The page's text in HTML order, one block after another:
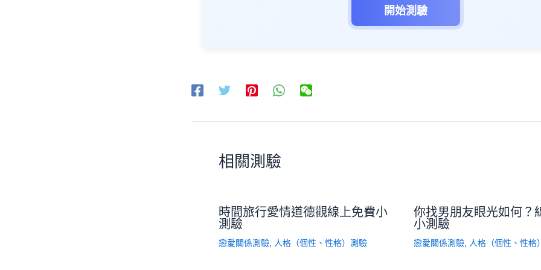
開始測驗
相關測驗
時間旅行愛情道德觀線上免費小
測驗
戀愛關係測驗, 人格（個性、性格）測驗
你找男朋友眼光如何？
小測驗
戀愛關係測驗, 人格（個性、性格